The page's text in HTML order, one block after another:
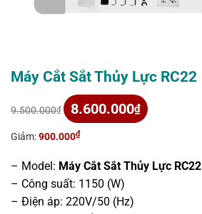
Máy Cắt Sắt Thủy Lực RC22
9.500.000₫
gốc
là:
9.500.000₫.
8.600.000₫
hiện
tại
là:
Giảm:900.000₫
– Model: Máy Cắt Sắt Thủy Lực RC22
– Công suất: 1150 (W)
– Điện áp: 220V/50 (Hz)